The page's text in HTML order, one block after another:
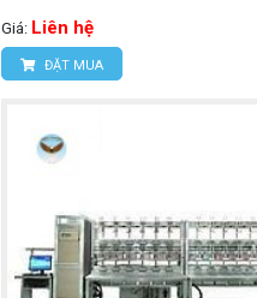
Giá: Liên hệ
ĐẶT MUA